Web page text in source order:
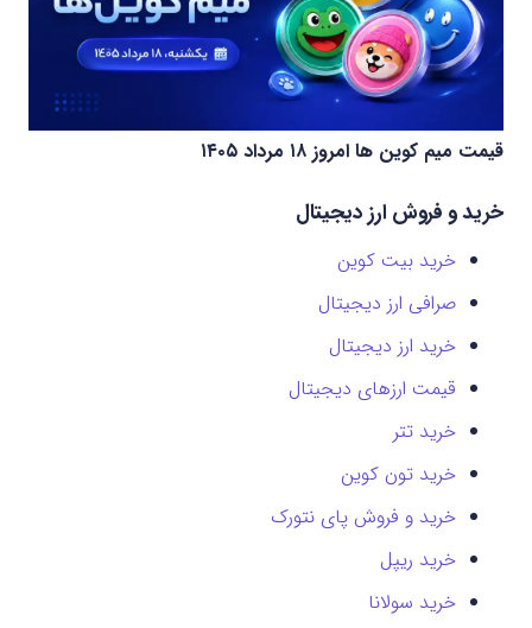
قیمت میم کوین‌ ها امروز ۱۸ مرداد ۱۴۰۵
خرید و فروش ارز دیجیتال
خرید بیت کوین
صرافی ارز دیجیتال
خرید ارز دیجیتال
قیمت ارزهای دیجیتال
خرید تتر
خرید تون کوین
خرید و فروش پای نتورک
خرید ریپل
خرید سولانا